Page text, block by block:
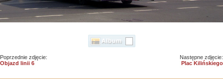
Poprzednie zdjęcie:
Objazd linii 6
Następne zdjęcie:
Plac Kilińskiego